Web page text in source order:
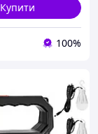
Купити
100%